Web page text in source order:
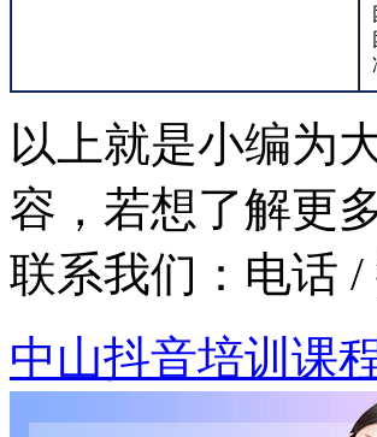
以上就是小编为
容，若想了解更
联系我们： 电话 /
中山抖音培训课